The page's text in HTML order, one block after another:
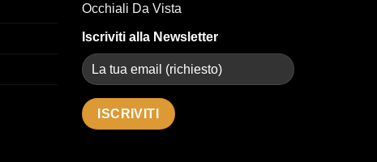
Occhiali Da Vista
Iscriviti alla Newsletter